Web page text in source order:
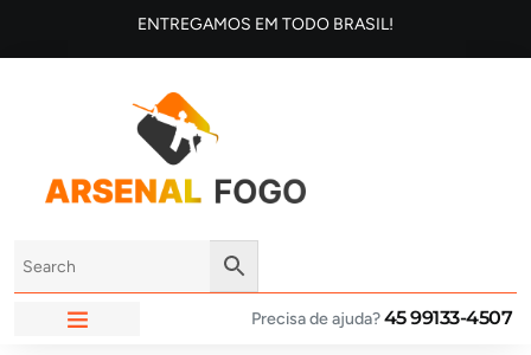
ENTREGAMOS EM TODO BRASIL!
Precisa de ajuda?45 99133-4507